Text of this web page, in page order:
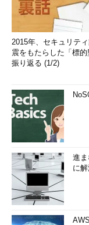
2015年、セキュリテ
震をもたらした「標
振り返る (1/2)
進
に